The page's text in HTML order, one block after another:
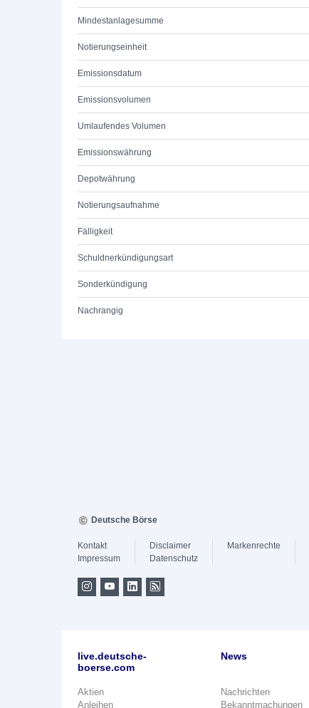
Mindestanlagesumme
Notierungseinheit
Emissionsdatum
Emissionsvolumen
Umlaufendes Volumen
Emissionswährung
Depotwährung
Notierungsaufnahme
Fälligkeit
Schuldnerkündigungsart
Sonderkündigung
Nachrangig
Deutsche Börse
Kontakt
Impressum
Disclaimer
Datenschutz
Markenrechte
live.deutsche-
boerse.com
Aktien
Anleihen
News
Nachrichten
Bekanntmachungen